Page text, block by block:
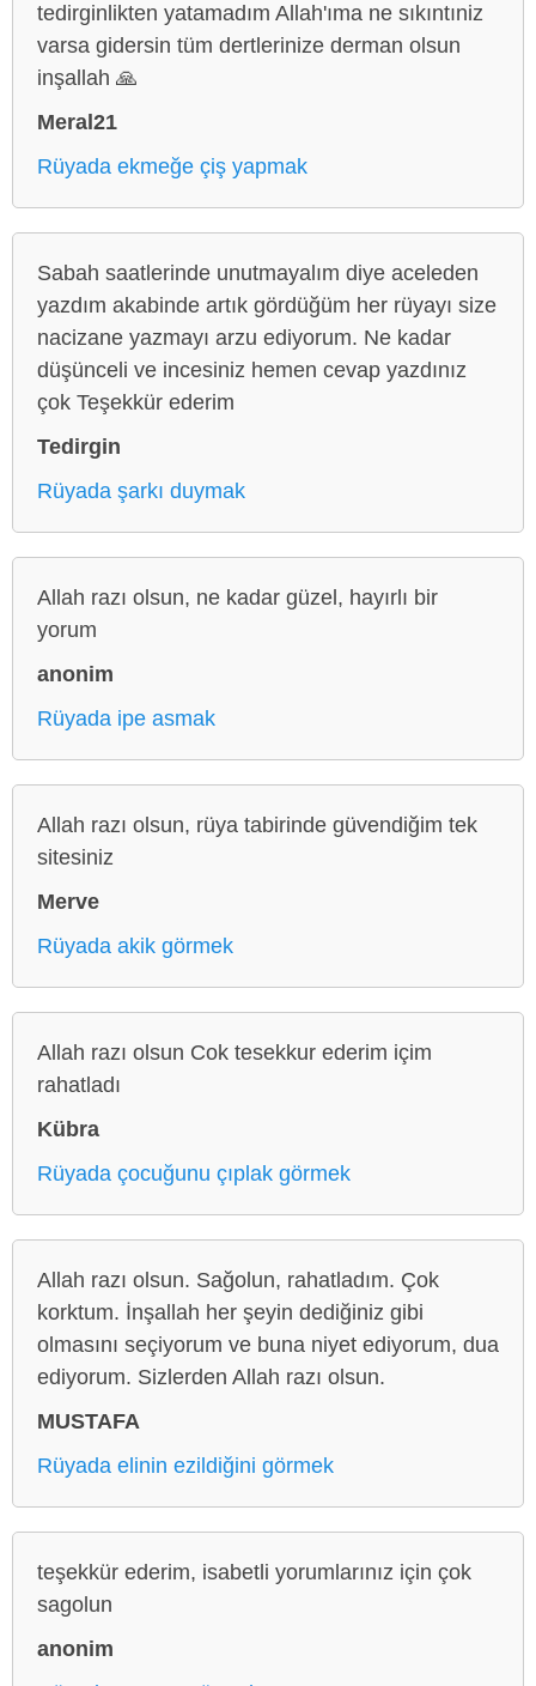
tedirginlikten yatamadım Allah'ıma ne sıkıntıniz
varsa gidersin tüm dertlerinize derman olsun
inşallah 🙏
Meral21
Rüyada ekmeğe çiş yapmak
Sabah saatlerinde unutmayalım diye aceleden
yazdım akabinde artık gördüğüm her rüyayı size
nacizane yazmayı arzu ediyorum. Ne kadar
düşünceli ve incesiniz hemen cevap yazdınız
çok Teşekkür ederim
Tedirgin
Rüyada şarkı duymak
Allah razı olsun, ne kadar güzel, hayırlı bir
yorum
anonim
Rüyada ipe asmak
Allah razı olsun, rüya tabirinde güvendiğim tek
sitesiniz
Merve
Rüyada akik görmek
Allah razı olsun Cok tesekkur ederim içim
rahatladı
Kübra
Rüyada çocuğunu çıplak görmek
Allah razı olsun. Sağolun, rahatladım. Çok
korktum. İnşallah her şeyin dediğiniz gibi
olmasını seçiyorum ve buna niyet ediyorum, dua
ediyorum. Sizlerden Allah razı olsun.
MUSTAFA
Rüyada elinin ezildiğini görmek
teşekkür ederim, isabetli yorumlarınız için çok
sagolun
anonim